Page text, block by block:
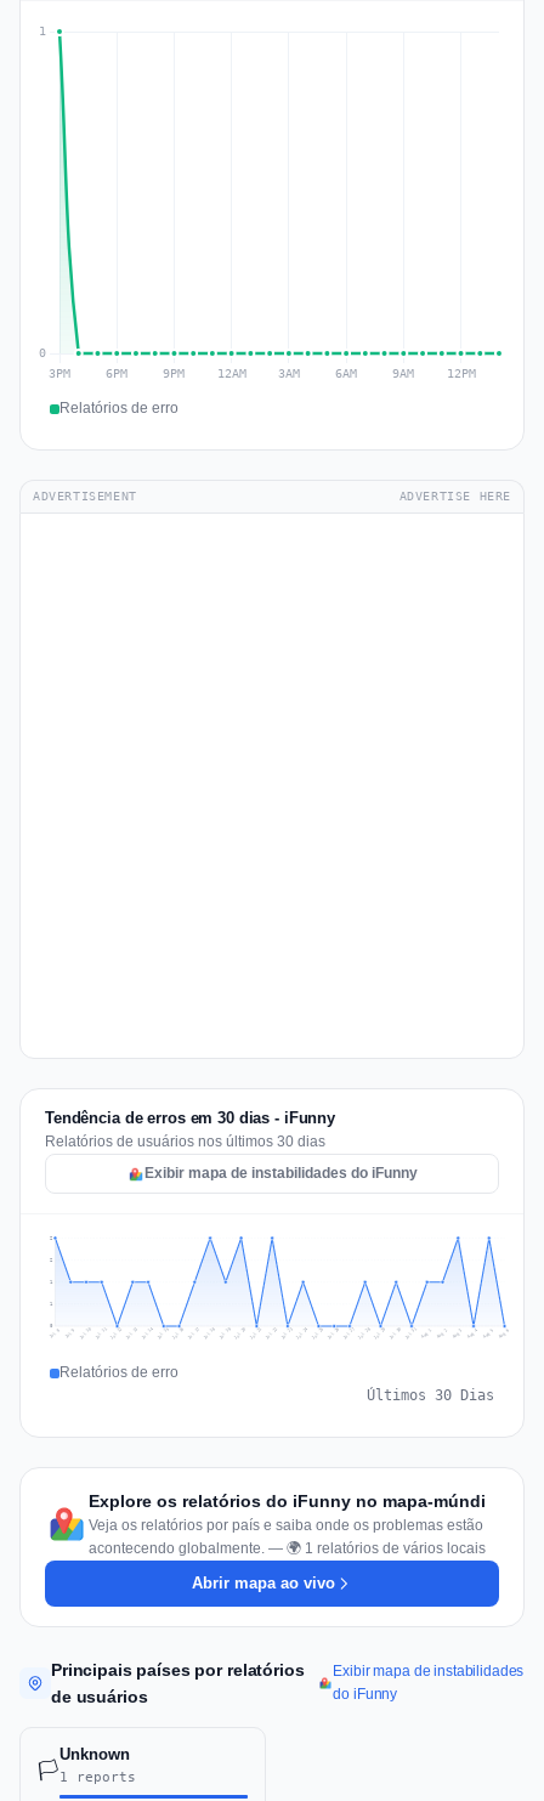
Relatórios de erro
ADVERTISEMENT ADVERTISE HERE
Tendência de erros em 30 dias - iFunny
Relatórios de usuários nos últimos 30 dias
Exibir mapa de instabilidades do iFunny
1
1
2
2
Jul 8 Jul 9 Jul 10 Jul 11 Jul 12 Jul 13 Jul 14 Jul 15 Jul 16 Jul 17 Jul 18 Jul 19 Jul 20 Jul 21 Jul 22 Jul 23 Jul 24 Jul 25 Jul 26 Jul 27 Jul 28 Jul 29 Jul 30 Jul 31 Aug 1 Aug 2 Aug 3 Aug 4 Aug 5 Aug 6
Relatórios de erro
Últimos 30 Dias
Explore os relatórios do iFunny no mapa-múndi
Veja os relatórios por país e saiba onde os problemas estão
acontecendo globalmente. — 🌍 1 relatórios de vários locais
Abrir mapa ao vivo
Principais países por relatórios
de usuários
Exibir mapa de instabilidades
do iFunny
🏳️
Unknown
1 reports